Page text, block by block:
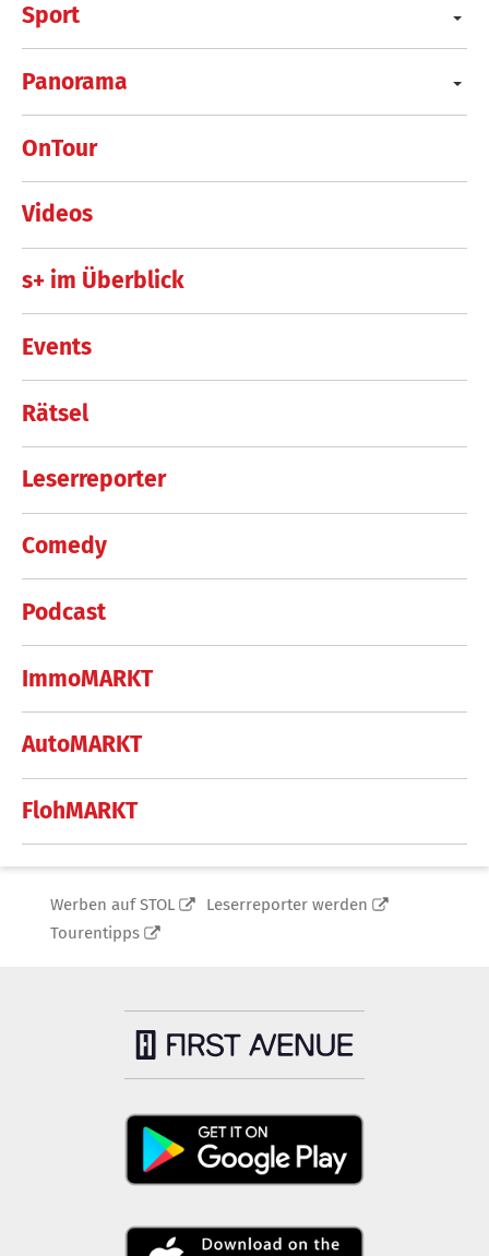
Sport
Panorama
OnTour
Videos
s+ im Überblick
Events
Rätsel
Leserreporter
Comedy
Podcast
ImmoMARKT
AutoMARKT
FlohMARKT
Werben auf STOL
Leserreporter werden
Tourentipps